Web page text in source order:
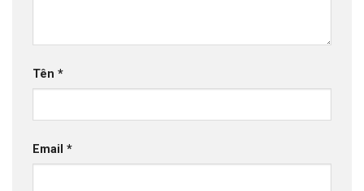
Tên *
Email *